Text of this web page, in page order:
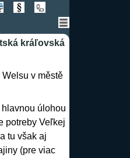
kráľovská
Welsu v městě
úlohou
potreby Veľkej
tu však aj
(pre viac